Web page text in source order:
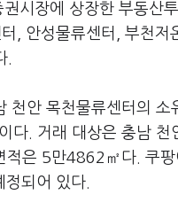
시장에 상장한 부동산
, 안성물류센터, 부천
.
천안 목천물류센터의
다. 거래 대상은 충남
적은 5만4862㎡다. 쿠
되어 있다.